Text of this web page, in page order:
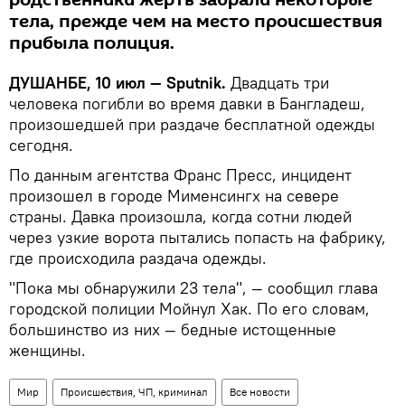
тела, прежде чем на место происшествия
прибыла полиция.
ДУШАНБЕ, 10 июл — Sputnik. Двадцать три
человека погибли во время давки в Бангладеш,
произошедшей при раздаче бесплатной одежды
сегодня.
По данным агентства Франс Пресс, инцидент
произошел в городе Мименсингх на севере
страны. Давка произошла, когда сотни людей
через узкие ворота пытались попасть на фабрику,
где происходила раздача одежды.
"Пока мы обнаружили 23 тела", — сообщил глава
городской полиции Мойнул Хак. По его словам,
большинство из них — бедные истощенные
женщины.
Мир Происшествия, ЧП, криминал Все новости